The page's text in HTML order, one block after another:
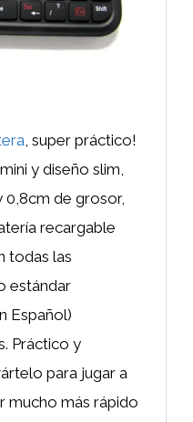
, super práctico!
y diseño slim,
0,8cm de grosor,
recargable
todas las
estándar
Español)
Práctico y
para jugar a
mucho más rápido